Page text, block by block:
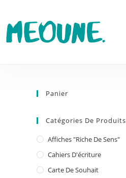
Panier
Catégories De Produits
Affiches "riche De Sens"
Cahiers D'écriture
Carte De Souhait